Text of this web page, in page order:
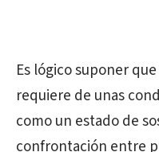
Es lógico suponer
requiere de unas
como un estado de
confrontación entre